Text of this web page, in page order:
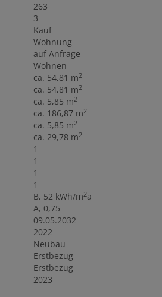
263
3
Kauf
Wohnung
auf Anfrage
Wohnen
ca. 54,81 m2
ca. 54,81 m2
ca. 5,85 m2
ca. 186,87 m2
ca. 5,85 m2
ca. 29,78 m2
1
1
1
1
B, 52 kWh/m2a
A, 0,75
09.05.2032
2022
Neubau
Erstbezug
Erstbezug
2023